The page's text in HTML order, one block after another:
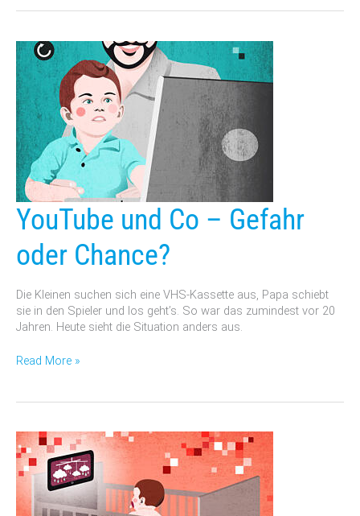
YouTube und Co – Gefahr
oder Chance?
Die Kleinen suchen sich eine VHS-Kassette aus, Papa schiebt
sie in den Spieler und los geht’s. So war das zumindest vor 20
Jahren. Heute sieht die Situation anders aus.
YouTube
und
–
oder
Chance?
Read More »